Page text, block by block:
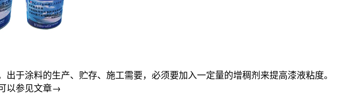
于涂料的生产、贮存、施工需要，必须要加入一定量的增稠剂来提高漆液粘度。
以参见文章→